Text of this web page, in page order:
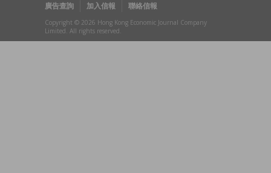
廣告查詢
加入信報 聯絡信報
Copyright © 2026 Hong Kong Economic Journal Company
Limited. All rights reserved.